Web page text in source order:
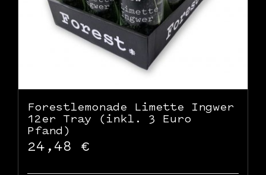
Forestlemonade Limette Ingwer
12er Tray (inkl. 3 Euro
Pfand)
24,48 €